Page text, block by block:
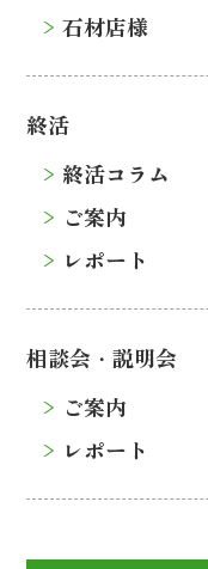
石材店様
終活
終活コラム
ご案内
レポート
相談会・説明会
ご案内
レポート